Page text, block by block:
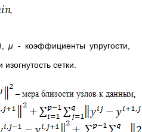
,μ - коэффициенты упругости,
сетки.